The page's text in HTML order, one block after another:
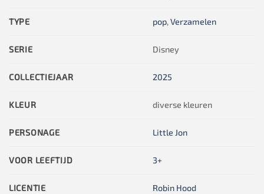
TYPE pop,Verzamelen
SERIE Disney
COLLECTIEJAAR 2025
KLEUR diverse kleuren
PERSONAGE Little Jon
VOOR LEEFTIJD 3+
LICENTIE Robin Hood